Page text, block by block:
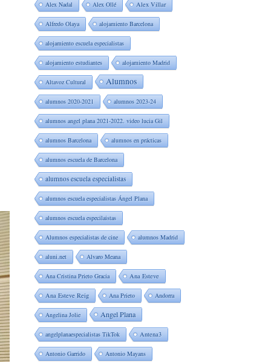
Alex Nadal Alex Ollé Alex Villar
Alfredo Olaya alojamiento Barcelona
alojamiento escuela especialistas
alojamiento estudiantes alojamiento Madrid
Altavoz Cultural Alumnos
alumnos 2020-2021 alumnos 2023-24
alumnos angel plana 2021-2022. video lucia Gil
alumnos Barcelona alumnos en prácticas
alumnos escuela de Barcelona
alumnos escuela especialistas
alumnos escuela especialistas Ángel Plana
alumnos escuela especilaistas
Alumnos especialistas de cine alumnos Madrid
aluni.net Alvaro Meana
Ana Cristina Prieto Gracia Ana Esteve
Ana Esteve Reig Ana Prieto Andorra
Angelina Jolie Angel Plana
angelplanaespecialistas TikTok Antena3
Antonio Garrido Antonio Mayans